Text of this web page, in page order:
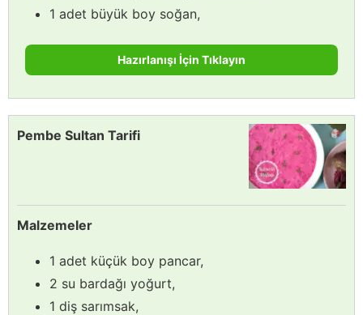
1 adet büyük boy soğan,
Hazırlanışı İçin Tıklayın
Pembe Sultan Tarifi
Malzemeler
1 adet küçük boy pancar,
2 su bardağı yoğurt,
1 diş sarımsak,